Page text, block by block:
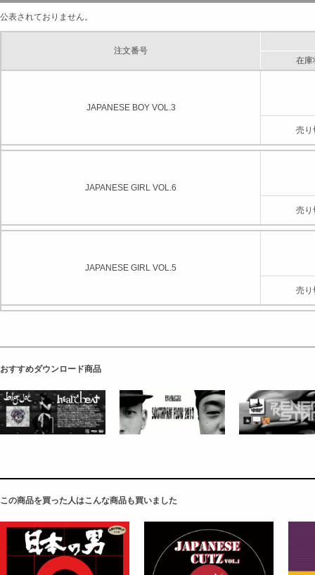
公表されておりません。
注文番号
在庫
JAPANESE BOY VOL.3
売り
JAPANESE GIRL VOL.6
売り
JAPANESE GIRL VOL.5
売り
おすすめダウンロード商品
この商品を買った人はこんな商品も買いました